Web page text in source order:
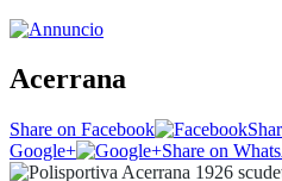
Acerrana
Share on Facebook
Google+
Share on